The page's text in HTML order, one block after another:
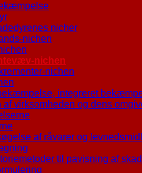
nicher
nichen
nichen
nichen
integreret
af virksomheden og dens
af råvarer og
til pavisning af